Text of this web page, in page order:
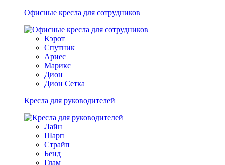
Офисные кресла для сотрудников
Кэрот
Спутник
Ариес
Марикс
Дион
Дион Сетка
Кресла для руководителей
Лайн
Шарп
Страйп
Бенд
Глам